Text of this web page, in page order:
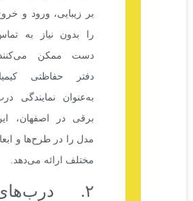
بر زیبایی، ورود و خروج
را بدون نیاز به تماس
دست ممکن می‌کنند.
دفتر حفاظتی کیمیا،
به‌عنوان نمایندگی درب
برقی در اصفهان، این
مدل را در طرح‌ها و ابعاد
مختلف ارائه می‌دهد.
۲. درب‌های